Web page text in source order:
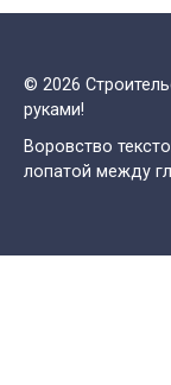
© 2026
руками!
Воровство
лопатой между